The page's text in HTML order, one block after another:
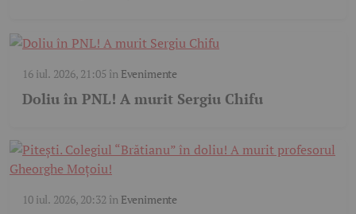
16 iul. 2026, 21:05 în Evenimente
Doliu în PNL! A murit Sergiu Chifu
10 iul. 2026, 20:32 în Evenimente